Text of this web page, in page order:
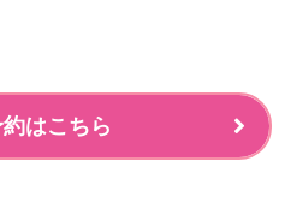
はこちら